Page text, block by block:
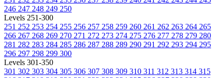
246 247 248 249 250
Levels 251-300
251 252 253 254 255 256 257 258 259 260 261 262 263 264 265
266 267 268 269 270 271 272 273 274 275 276 277 278 279 280
281 282 283 284 285 286 287 288 289 290 291 292 293 294 295
296 297 298 299 300
Levels 301-350
301 302 303 304 305 306 307 308 309 310 311 312 313 314 315